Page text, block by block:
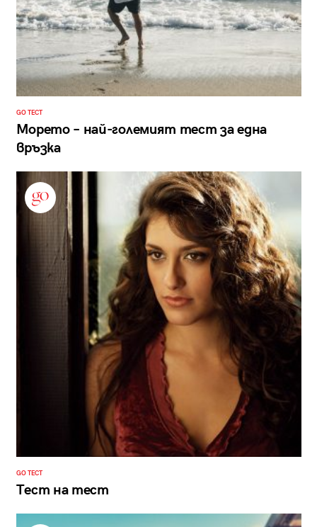
GO ТЕСТ
Морето – най-големият тест за една
връзка
GO ТЕСТ
Тест на тест